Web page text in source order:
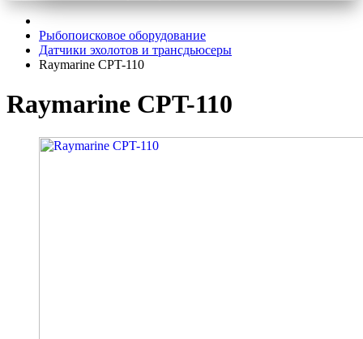
Рыбопоисковое оборудование
Датчики эхолотов и трансдьюсеры
Raymarine CPT-110
Raymarine CPT-110